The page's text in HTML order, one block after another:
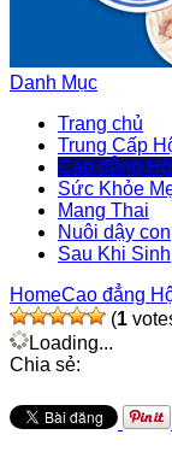
Danh Mục
Trang chủ
Trung Cấp
Cao đẳng
Sức Khỏe
Mang Thai
Nuôi dậy con
Sau Khi Sinh
HomeCao đẳng
(1
Loading...
Chia sẻ: